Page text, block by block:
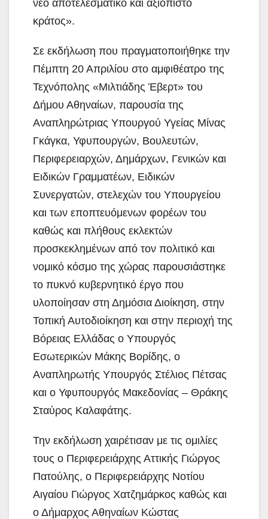
νέο αποτελεσματικό και αξιόπιστο
κράτος».
Σε εκδήλωση που πραγματοποιήθηκε την
Πέμπτη 20 Απριλίου στο αμφιθέατρο της
Τεχνόπολης «Μιλτιάδης Έβερτ» του
Δήμου Αθηναίων, παρουσία της
Αναπληρώτριας Υπουργού Υγείας Μίνας
Γκάγκα, Υφυπουργών, Βουλευτών,
Περιφερειαρχών, Δημάρχων, Γενικών και
Ειδικών Γραμματέων, Ειδικών
Συνεργατών, στελεχών του Υπουργείου
και των εποπτευόμενων φορέων του
καθώς και πλήθους εκλεκτών
προσκεκλημένων από τον πολιτικό και
νομικό κόσμο της χώρας παρουσιάστηκε
το πυκνό κυβερνητικό έργο που
υλοποίησαν στη Δημόσια Διοίκηση, στην
Τοπική Αυτοδιοίκηση και στην περιοχή της
Βόρειας Ελλάδας ο Υπουργός
Εσωτερικών Μάκης Βορίδης, ο
Αναπληρωτής Υπουργός Στέλιος Πέτσας
και ο Υφυπουργός Μακεδονίας – Θράκης
Σταύρος Καλαφάτης.
Την εκδήλωση χαιρέτισαν με τις ομιλίες
τους ο Περιφερειάρχης Αττικής Γιώργος
Πατούλης, ο Περιφερειάρχης Νοτίου
Αιγαίου Γιώργος Χατζημάρκος καθώς και
ο Δήμαρχος Αθηναίων Κώστας